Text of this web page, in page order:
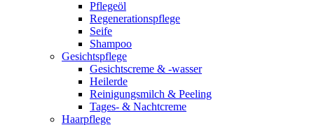
Pflegeöl
Regenerationspflege
Seife
Shampoo
Gesichtspflege
Gesichtscreme & -wasser
Heilerde
Reinigungsmilch & Peeling
Tages- & Nachtcreme
Haarpflege